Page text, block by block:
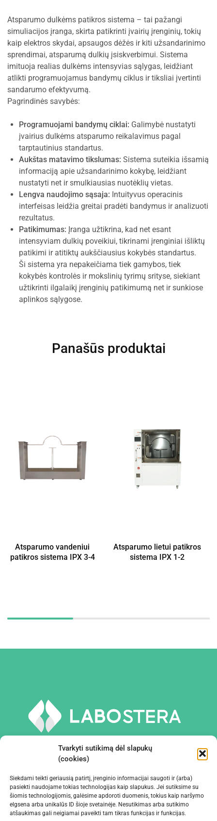
Tvarkyti sutikimą dėl slapukų
(cookies)
Siekdami teikti geriausią patirtį, įrenginio informacijai saugoti ir (arba)
pasiekti naudojame tokias technologijas kaip slapukus. Jei sutiksime su
šiomis technologijomis, galėsime apdoroti duomenis, tokius kaip naršymo
elgsena arba unikalūs ID šioje svetainėje. Nesutikimas arba sutikimo
atšaukimas gali neigiamai paveikti tam tikras funkcijas ir funkcijas.
Atsparumo dulkėms patikros sistema – tai pažangi
simuliacijos įranga, skirta patikrinti įvairių įrenginių, tokių
kaip elektros skydai, apsaugos dėžės ir kiti užsandarinimo
sprendimai, atsparumą dulkių įsiskverbimui. Sistema
imituoja realias dulkėms intensyvias sąlygas, leidžiant
atlikti programuojamus bandymų ciklus ir tiksliai įvertinti
sandarumo efektyvumą.
Pagrindinės savybės:
Programuojami bandymų ciklai: Galimybė nustatyti
įvairius dulkėms atsparumo reikalavimus pagal
tarptautinius standartus.
Aukštas matavimo tikslumas: Sistema suteikia išsamią
informaciją apie užsandarinimo kokybę, leidžiant
nustatyti net ir smulkiausias nuotėklių vietas.
Lengva naudojimo sąsaja: Intuityvus operacinis
interfeisas leidžia greitai pradėti bandymus ir analizuoti
rezultatus.
Patikimumas: Įranga užtikrina, kad net esant
intensyviam dulkių poveikiui, tikrinami įrenginiai išliktų
patikimi ir atitiktų aukščiausius kokybės standartus.
Ši sistema yra nepakeičiama tiek gamybos, tiek
kokybės kontrolės ir mokslinių tyrimų srityse, siekiant
užtikrinti ilgalaikį įrenginių patikimumą net ir sunkiose
aplinkos sąlygose.
Panašūs produktai
Atsparumo vandeniui
patikros sistema IPX 3-4
Atsparumo lietui patikros
sistema IPX 1-2
PRIEMONĖS IR ĮRANGA
ĮMONĖ